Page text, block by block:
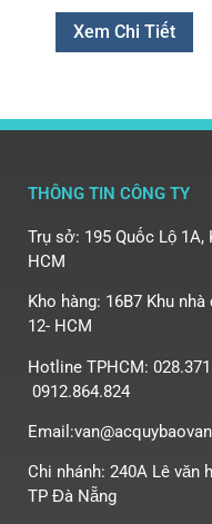
Xem Chi Tiết
THÔNG TIN CÔNG TY
Trụ sở: 195 Quốc Lộ 1A,
HCM
Kho hàng: 16B7 Khu
12- HCM
Hotline TPHCM:
0912.864.824
Chi nhánh: 240A Lê văn
TP Đà Nẵng